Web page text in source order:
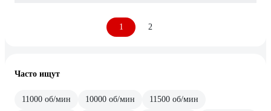
1 2
Часто ищут
11000 об/мин 10000 об/мин 11500 об/мин